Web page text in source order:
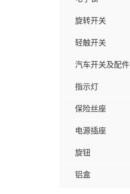
旋转开关
轻触开关
汽车开关及配件
指示灯
保险丝座
电源插座
旋钮
铝盒